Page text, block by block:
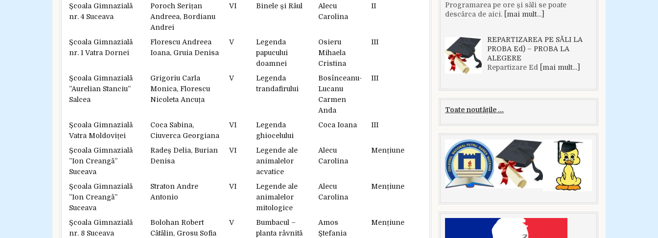
Școala Gimnazială
nr. 4 Suceava
Poroch Serițan
Andreea, Bordianu
Andrei
VI Binele și Răul
Alecu
Carolina
II
Școala Gimnazială
nr. 1 Vatra Dornei
Florescu Andreea
Ioana, Gruia Denisa
V
Legenda
papucului
doamnei
Osieru
Mihaela
Cristina
III
Școala Gimnazială
”Aurelian Stanciu”
Salcea
Grigoriu Carla
Monica, Florescu
Nicoleta Ancuța
V
Legenda
trandafirului
Bosînceanu-
Lucanu
Carmen
Anda
III
Școala Gimnazială
Vatra Moldoviței
Coca Sabina,
Ciuverca Georgiana
VI
Legenda
ghiocelului
Coca Ioana III
Școala Gimnazială
”Ion Creangă”
Suceava
Radeș Delia, Burian
Denisa
VI
Legende ale
animalelor
acvatice
Alecu
Carolina
Mențiune
Școala Gimnazială
”Ion Creangă”
Suceava
Straton Andre
Antonio
VI
Legende ale
animalelor
mitologice
Alecu
Carolina
Mențiune
Școala Gimnazială
nr. 8 Suceava
Bolohan Robert
Cătălin, Grosu Sofia
V
Bumbacul –
planta râvnită
Amos
Ștefania
Mențiune
Programarea pe ore și săli se poate
descărca de aici. [mai mult…]
REPARTIZAREA PE SĂLI LA
PROBA Ed) – PROBA LA
ALEGERE
Repartizare Ed
[mai mult…]
Toate noutățile ...